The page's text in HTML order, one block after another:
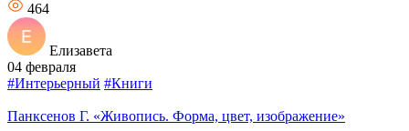
464
Елизавета
04 февраля
#Интерьерный #Книги
Панксенов Г. «Живопись. Форма, цвет, изображение»